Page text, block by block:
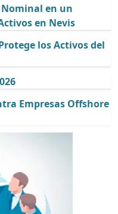
en un
en Nevis
los Activos del
Empresas Offshore